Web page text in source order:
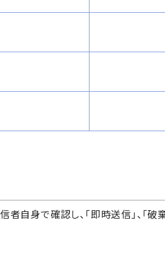
身で確認し、「即時送信」、「破